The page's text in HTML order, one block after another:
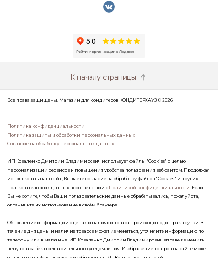
К началу страницы
Все права защищены. Магазин для кондитеров КОНДИТЕРХАУЗ © 2026
Политика конфиденциальности
Политика защиты и обработки персональных данных
Согласие на обработку персональных данных
ИП Коваленко Дмитрий Владимирович использует файлы "Cookies" с целью
персонализации сервисов и повышения удобства пользования веб-сайтом. Продолжая
использовать наш сайт, Вы даёте согласие на обработку файлов "Cookies" и других
пользовательских данных в соответствии с Политикой конфиденциальности . Если
Вы не хотите, чтобы Ваши пользовательские данные обрабатывались, пожалуйста,
ограничьте их использование в своём браузере.
Обновление информации о ценах и наличии товара происходит один раз в сутки. В
течение дня цены и наличие товаров может изменяться, уточняйте информацию по
телефону или в магазине. ИП Коваленко Дмитрий Владимирович вправе изменить
цену товара без предварительного уведомления. Изображение товаров на сайте может